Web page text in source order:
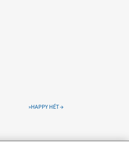
»HAPPY HÉT→